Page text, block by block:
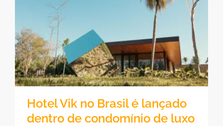
Hotel Vik no Brasil é lançado
dentro de condomínio de luxo